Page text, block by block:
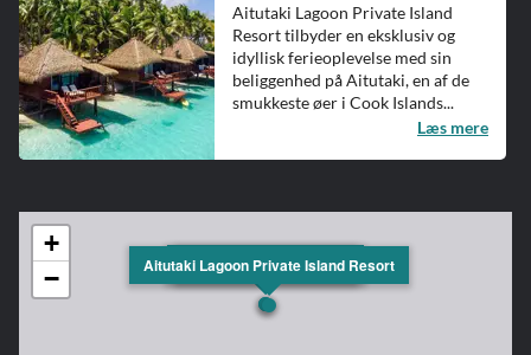
Aitutaki Lagoon Private Island
Resort tilbyder en eksklusiv og
idyllisk ferieoplevelse med sin
beliggenhed på Aitutaki, en af de
smukkeste øer i Cook Islands...
Læs mere
Tamanu Beach Resort
Etu Moana Beach Resort
Aitutaki Lagoon Private Island Resort
+
−